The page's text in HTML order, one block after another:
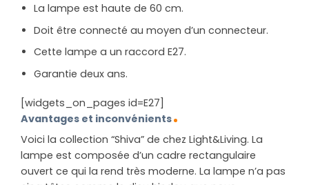
La lampe est haute de 60 cm.
Doit être connecté au moyen d’un connecteur.
Cette lampe a un raccord E27.
Garantie deux ans.
[widgets_on_pages id=E27]
Avantages et inconvénients
Voici la collection “Shiva” de chez Light&Living. La
lampe est composée d’un cadre rectangulaire
ouvert ce qui la rend très moderne. La lampe n’a pas